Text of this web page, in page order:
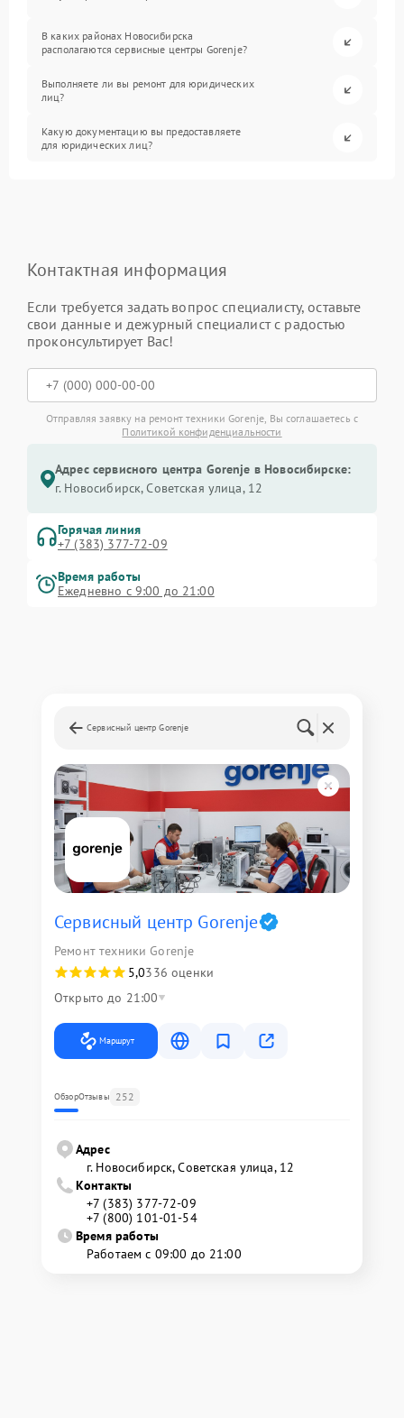
В каких районах Новосибирска
располагаются сервисные центры Gorenje?
Выполняете ли вы ремонт для юридических
лиц?
Какую документацию вы предоставляете
для юридических лиц?
Контактная информация
Если требуется задать вопрос специалисту, оставьте
свои данные и дежурный специалист с радостью
проконсультирует Вас!
Отправляя заявку на ремонт техники Gorenje, Вы соглашаетесь с
Политикой конфиденциальности
Адрес сервисного центра Gorenje в Новосибирске:
г. Новосибирск, Советская улица, 12
Горячая линия
+7 (383) 377-72-09
Время работы
Ежедневно с 9:00 до 21:00
Сервисный центр Gorenje
Сервисный центр Gorenje
Ремонт техники Gorenje
5,0336 оценки
Открыто до 21:00
Маршрут
ОбзорОтзывы 252
Адрес
г. Новосибирск, Советская улица, 12
Контакты
+7 (383) 377-72-09
+7 (800) 101-01-54
Время работы
Работаем с 09:00 до 21:00